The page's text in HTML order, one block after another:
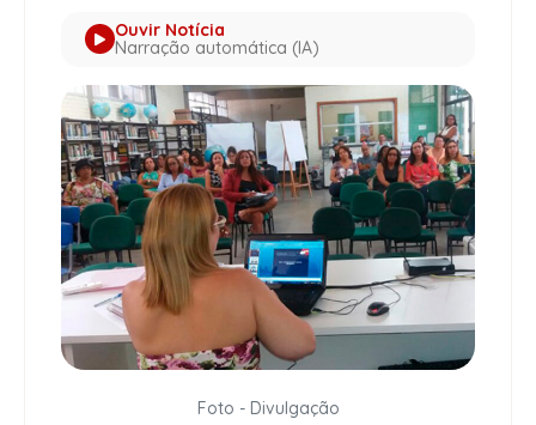
Ouvir Notícia
Narração automática (IA)
Foto - Divulgação